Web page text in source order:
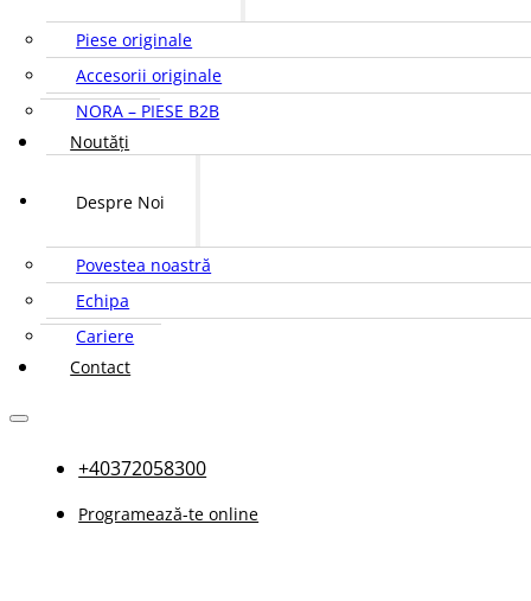
Piese originale
Accesorii originale
NORA – PIESE B2B
Noutăți
Despre Noi
Povestea noastră
Echipa
Cariere
Contact
+40372058300
Programează-te online